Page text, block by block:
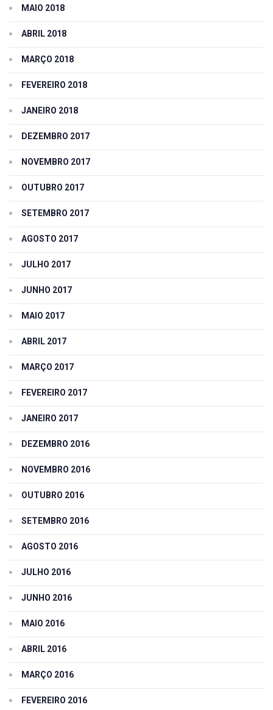
MAIO 2018
ABRIL 2018
MARÇO 2018
FEVEREIRO 2018
JANEIRO 2018
DEZEMBRO 2017
NOVEMBRO 2017
OUTUBRO 2017
SETEMBRO 2017
AGOSTO 2017
JULHO 2017
JUNHO 2017
MAIO 2017
ABRIL 2017
MARÇO 2017
FEVEREIRO 2017
JANEIRO 2017
DEZEMBRO 2016
NOVEMBRO 2016
OUTUBRO 2016
SETEMBRO 2016
AGOSTO 2016
JULHO 2016
JUNHO 2016
MAIO 2016
ABRIL 2016
MARÇO 2016
FEVEREIRO 2016